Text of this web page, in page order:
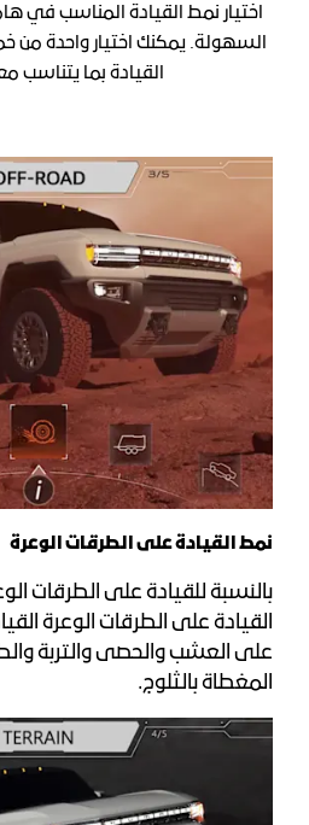
السهولة. يمكنك اختيار واحدة
القيادة بما يتناسب
نمط القيادة على الطرقات الوعرة
بالنسبة للقيادة على الطرقات
القيادة على الطرقات الوعرة
على العشب والحصى والتربة
المغطاة بالثلوج.